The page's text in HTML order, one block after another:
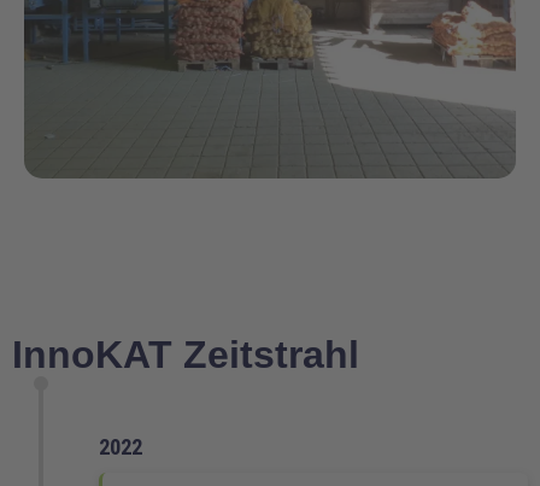
InnoKAT Zeitstrahl
2022